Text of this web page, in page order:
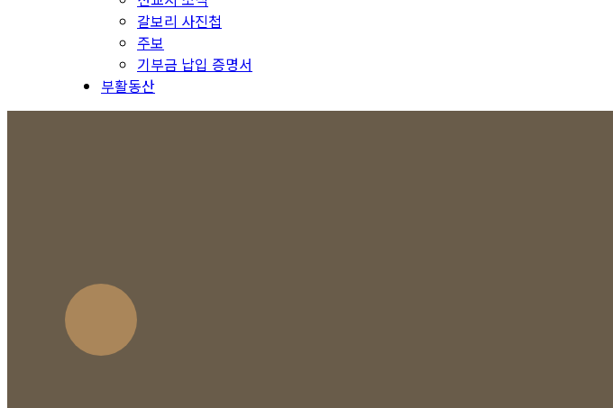
갈보리 사진첩
주보
기부금 납입 증명서
부활동산